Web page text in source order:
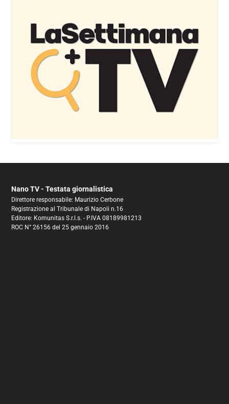
Nano TV - Testata giornalistica
Direttore responsabile: Maurizio Cerbone
Registrazione al Tribunale di Napoli n.16
Editore: Komunitas S.r.l.s. - P.IVA 08189981213
ROC N° 26156 del 25 gennaio 2016